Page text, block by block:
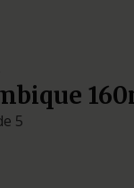
5